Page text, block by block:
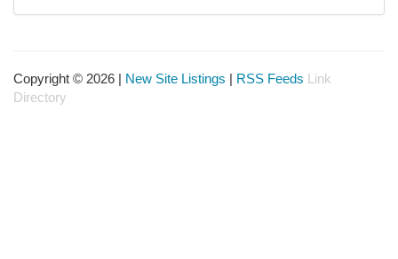
Copyright © 2026 | New Site Listings | RSS Feeds Link
Directory